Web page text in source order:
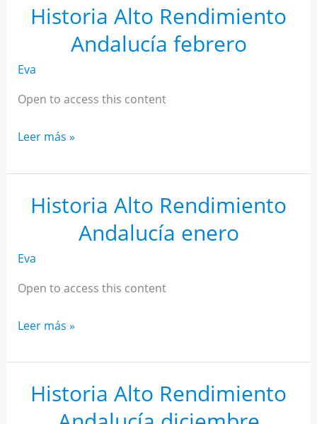
Andalucía
marzo
Historia Alto Rendimiento
Andalucía febrero
Eva
Open to access this content
Historia
Rendimiento
Andalucía
febrero
Leer más »
Historia Alto Rendimiento
Andalucía enero
Eva
Open to access this content
Historia
Rendimiento
Andalucía
enero
Leer más »
Historia Alto Rendimiento